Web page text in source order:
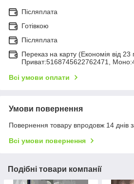
Післяплата
Готівкою
Післяплата
Переказ на карту (Економія від 23
Приват:5168745622762471,
Всі умови оплати
Умови повернення
Повернення товару впродовж 14 днів
Всі умови повернення
Подібні товари компанії